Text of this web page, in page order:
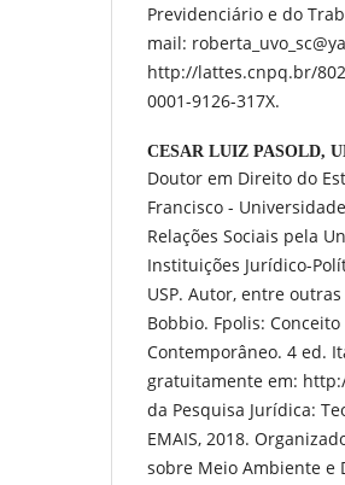
Previdenciário e do
mail:
http://lattes.cnpq.br/
0001-9126-317X.
CESAR LUIZ PASOLD,
Doutor em Direito do
Francisco -
Relações Sociais pela
Instituições Jurídico-
USP. Autor, entre
Bobbio. Fpolis:
Contemporâneo. 4 ed.
gratuitamente em:
da Pesquisa Jurídica:
EMAIS, 2018.
sobre Meio Ambiente e